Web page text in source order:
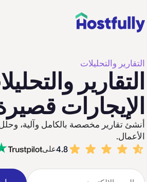
التقارير والتحليلات
التقارير
الإيجارات
أنشئ تقارير مخصصة بالكامل وآلية،
الأعمال.
4.8على